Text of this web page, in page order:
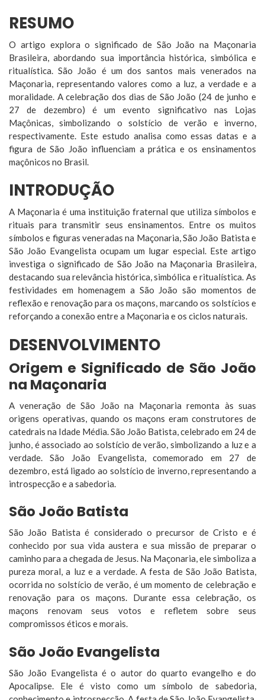
RESUMO
O artigo explora o significado de São João na Maçonaria
Brasileira, abordando sua importância histórica, simbólica e
ritualística. São João é um dos santos mais venerados na
Maçonaria, representando valores como a luz, a verdade e a
moralidade. A celebração dos dias de São João (24 de junho e
27 de dezembro) é um evento significativo nas Lojas
Maçônicas, simbolizando o solstício de verão e inverno,
respectivamente. Este estudo analisa como essas datas e a
figura de São João influenciam a prática e os ensinamentos
maçônicos no Brasil.
INTRODUÇÃO
A Maçonaria é uma instituição fraternal que utiliza símbolos e
rituais para transmitir seus ensinamentos. Entre os muitos
símbolos e figuras veneradas na Maçonaria, São João Batista e
São João Evangelista ocupam um lugar especial. Este artigo
investiga o significado de São João na Maçonaria Brasileira,
destacando sua relevância histórica, simbólica e ritualística. As
festividades em homenagem a São João são momentos de
reflexão e renovação para os maçons, marcando os solstícios e
reforçando a conexão entre a Maçonaria e os ciclos naturais.
DESENVOLVIMENTO
Origem e Significado de São João
na Maçonaria
A veneração de São João na Maçonaria remonta às suas
origens operativas, quando os maçons eram construtores de
catedrais na Idade Média. São João Batista, celebrado em 24 de
junho, é associado ao solstício de verão, simbolizando a luz e a
verdade. São João Evangelista, comemorado em 27 de
dezembro, está ligado ao solstício de inverno, representando a
introspecção e a sabedoria.
São João Batista
São João Batista é considerado o precursor de Cristo e é
conhecido por sua vida austera e sua missão de preparar o
caminho para a chegada de Jesus. Na Maçonaria, ele simboliza a
pureza moral, a luz e a verdade. A festa de São João Batista,
ocorrida no solstício de verão, é um momento de celebração e
renovação para os maçons. Durante essa celebração, os
maçons renovam seus votos e refletem sobre seus
compromissos éticos e morais.
São João Evangelista
São João Evangelista é o autor do quarto evangelho e do
Apocalipse. Ele é visto como um símbolo de sabedoria,